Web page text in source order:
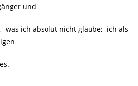
und
was ich absolut nicht glaube; ich als